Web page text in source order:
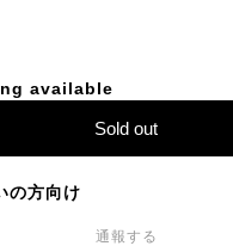
available
Sold out
の方向け
通報する